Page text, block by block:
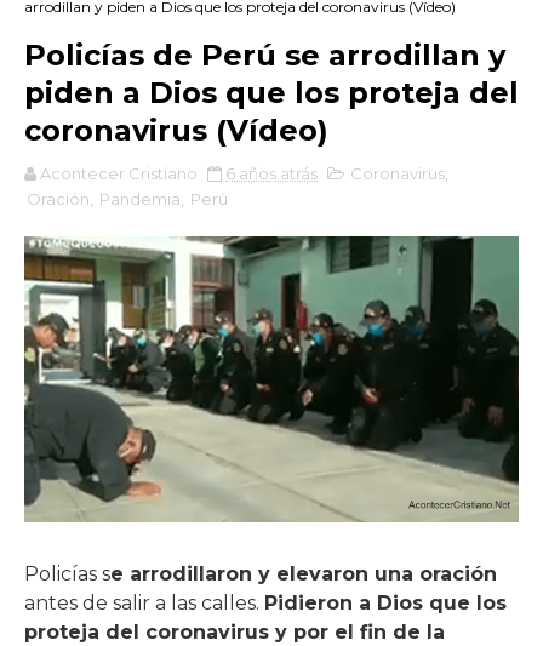
arrodillan y piden a Dios que los proteja del coronavirus (Vídeo)
Policías de Perú se arrodillan y
piden a Dios que los proteja del
coronavirus (Vídeo)
Acontecer Cristiano 6 años atrás Coronavirus
Oración
Pandemia Perú
Policías se arrodillaron y elevaron una oración
antes de salir a las calles. Pidieron a Dios que los
proteja del coronavirus y por el fin de la